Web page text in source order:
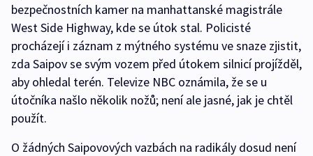
bezpečnostních kamer na manhattanské magistrále
West Side Highway, kde se útok stal. Policisté
procházejí i záznam z mýtného systému ve snaze zjistit,
zda Saipov se svým vozem před útokem silnicí projížděl,
aby ohledal terén. Televize NBC oznámila, že se u
útočníka našlo několik nožů; není ale jasné, jak je chtěl
použít.
O žádných Saipovových vazbách na radikály dosud není